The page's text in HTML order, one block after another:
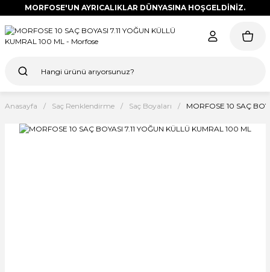
MORFOSE'UN AYRICALIKLAR DÜNYASINA HOŞGELDİNİZ.
Anasayfa Saç Renklendirme Saç Boyaları MORFOSE 10 SAÇ